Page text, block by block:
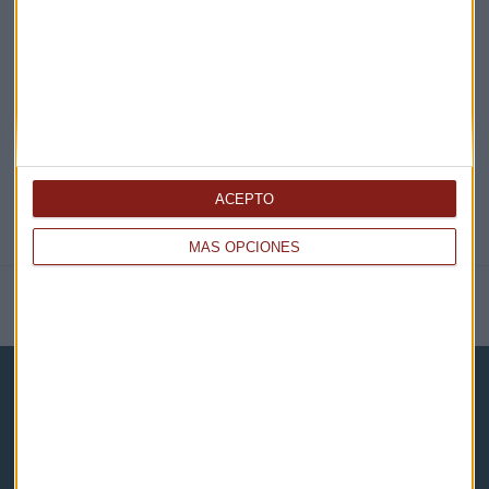
MÁS OPCIONES
ACEPTO